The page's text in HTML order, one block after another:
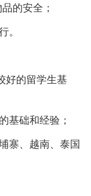
的安全；
。
的留学生基
础和经验；
、越南、泰国